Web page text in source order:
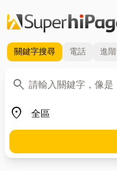
關鍵字搜尋 電話 進階
search
關鍵字
place
地區